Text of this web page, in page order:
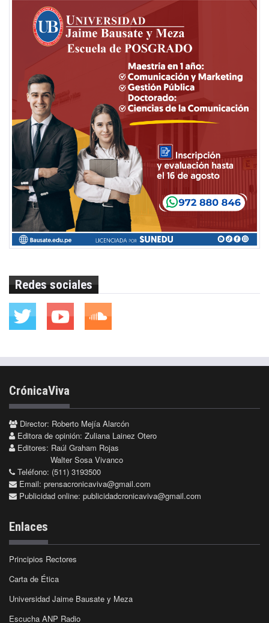
Redes sociales
CrónicaViva
Director: Roberto Mejía Alarcón
Editora de opinión: Zuliana Lainez Otero
Editores: Raúl Graham Rojas
Walter Sosa Vivanco
Teléfono: (511) 3193500
Email: prensacronicaviva@gmail.com
Publicidad online: publicidadcronicaviva@gmail.com
Enlaces
Principios Rectores
Carta de Ética
Universidad Jaime Bausate y Meza
Escucha ANP Radio